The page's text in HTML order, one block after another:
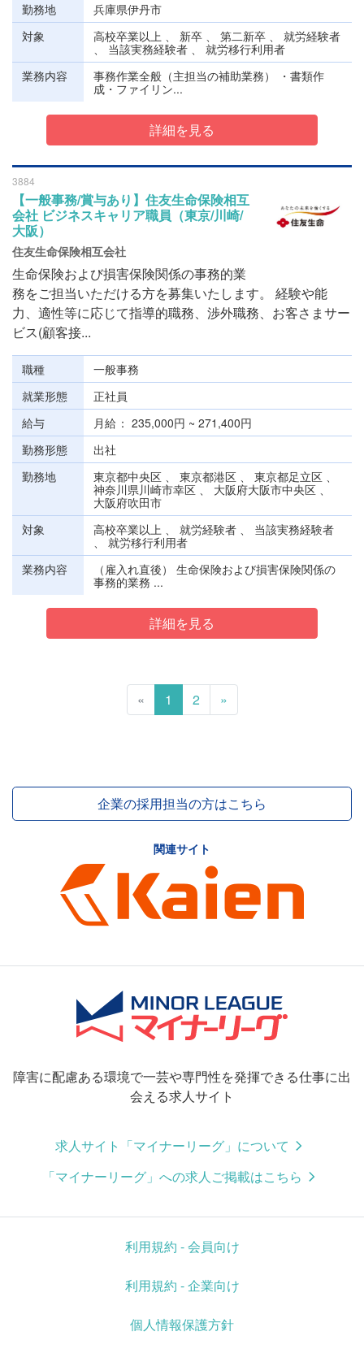
勤務地
兵庫県伊丹市
対象
高校卒業以上 、 新卒 、 第二新卒 、 就労経験者
、 当該実務経験者 、 就労移行利用者
業務内容
事務作業全般（主担当の補助業務） ・書類作
成・ファイリン...
詳細を見る
3884
【一般事務/賞与あり】住友生命保険相互
会社 ビジネスキャリア職員（東京/川崎/
大阪）
住友生命保険相互会社
生命保険および損害保険関係の事務的業
務をご担当いただける方を募集いたします。 経験や能
力、適性等に応じて指導的職務、渉外職務、お客さまサー
ビス(顧客接...
職種
一般事務
就業形態
正社員
給与
月給
235,000円 ~ 271,400円
勤務形態
出社
勤務地
東京都中央区 、 東京都港区 、 東京都足立区 、
神奈川県川崎市幸区 、 大阪府大阪市中央区 、
大阪府吹田市
対象
高校卒業以上 、 就労経験者 、 当該実務経験者
、 就労移行利用者
業務内容
（雇入れ直後） 生命保険および損害保険関係の
事務的業務 ...
詳細を見る
« 1 2 »
企業の採用担当の方はこちら
関連サイト
障害に配慮ある環境で一芸や専門性を発揮できる仕事に出
会える求人サイト
求人サイト「マイナーリーグ」について
「マイナーリーグ」への求人ご掲載はこちら
利用規約 - 会員向け
利用規約 - 企業向け
個人情報保護方針